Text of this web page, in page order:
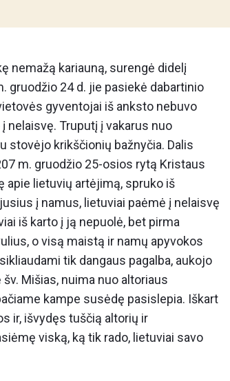
nemažą kariauną, surengė didelį
gruodžio 24 d. jie pasiekė dabartinio
gyventojai iš anksto nebuvo
nelaisvę. Truputį į vakarus nuo
stovėjo krikščionių bažnyčia. Dalis
m. gruodžio 25-osios rytą Kristaus
apie lietuvių artėjimą, spruko iš
į namus, lietuviai paėmė į nelaisvę
iš karto į ją nepuolė, bet pirma
o visą maistą ir namų apyvokos
tik dangaus pagalba, aukojo
Mišias, nuima nuo altoriaus
kampe susėdę pasislepia. Iškart
ir, išvydęs tuščią altorių ir
viską, ką tik rado, lietuviai savo